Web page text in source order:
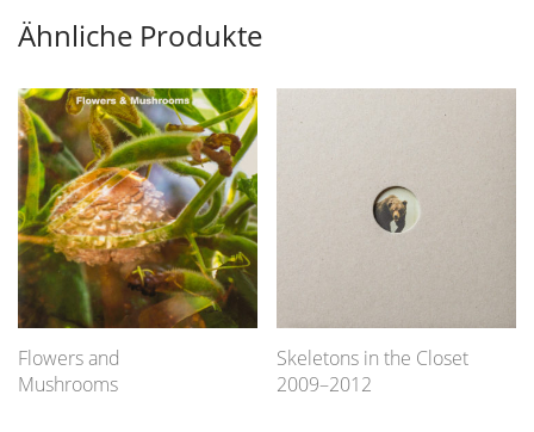
Ähnliche Produkte
Flowers and
Mushrooms
Skeletons in the Closet
2009–2012